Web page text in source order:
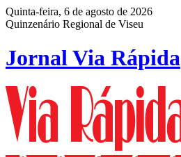
Quinta-feira, 6 de agosto de 2026
Quinzenário Regional de Viseu
Jornal Via Rápida